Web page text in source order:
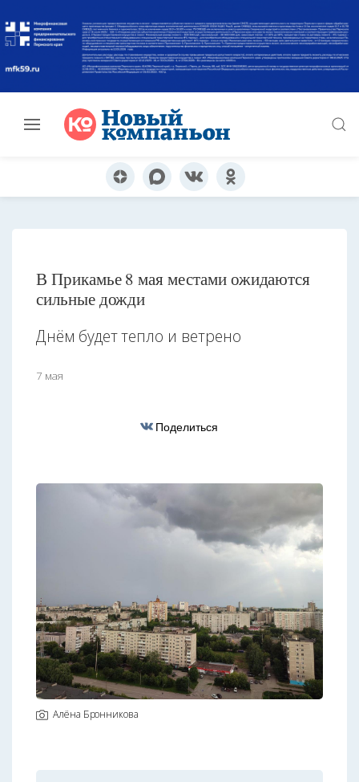
В Прикамье 8 мая местами ожидаются
сильные дожди
Днём будет тепло и ветрено
7 мая
Поделиться
Алёна Бронникова